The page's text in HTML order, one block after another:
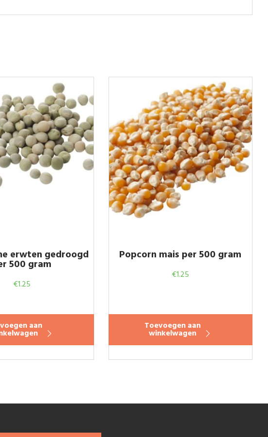
erwten gedroogd
500 gram
€1.25
aan
Popcorn mais per 500 gram
€1.25
Toevoegen aan
winkelwagen